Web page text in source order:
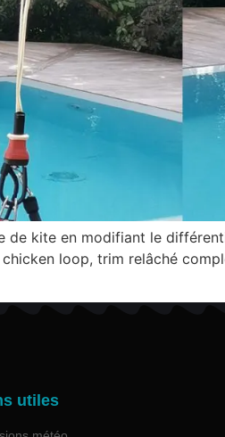
kite en modifiant le
loop, trim relâché
utiles